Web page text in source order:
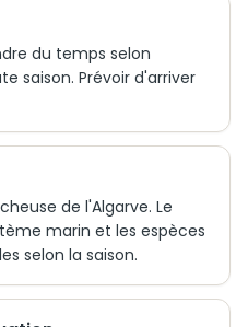
du temps selon
saison. Prévoir d'arriver
de l'Algarve. Le
marin et les espèces
selon la saison.